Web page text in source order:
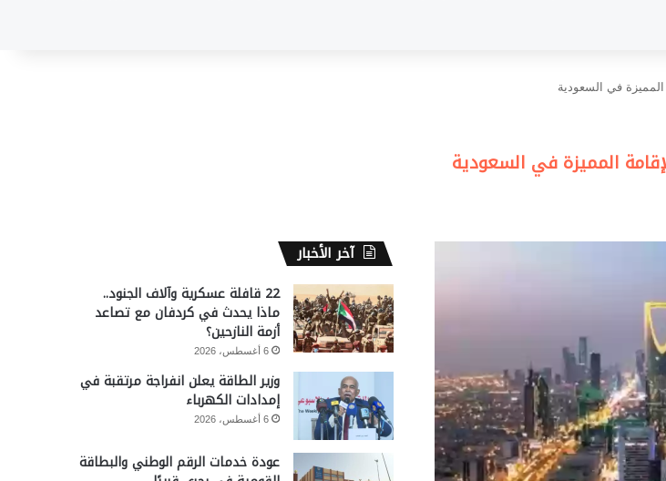
آخر الأخبار
22 قافلة عسكرية وآلاف الجنود..
ماذا يحدث في كردفان مع تصاعد
أزمة النازحين؟
6 أغسطس، 2026
وزير الطاقة يعلن انفراجة مرتقبة في
إمدادات الكهرباء
6 أغسطس، 2026
عودة خدمات الرقم الوطني والبطاقة